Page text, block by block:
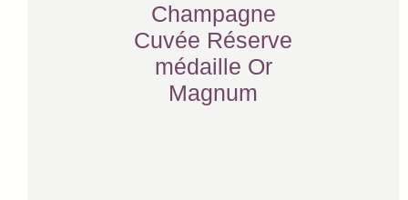
Champagne
Cuvée Réserve
médaille Or
Magnum